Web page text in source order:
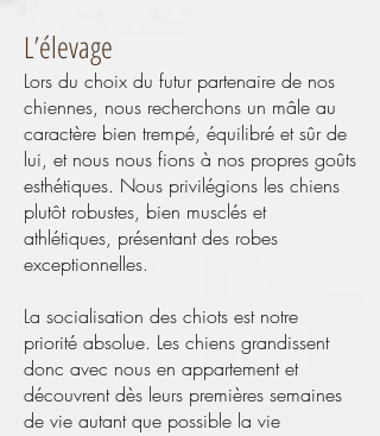
L’élevage
Lors du choix du futur partenaire de nos
chiennes, nous recherchons un mâle au
caractère bien trempé, équilibré et sûr de
lui, et nous nous fions à nos propres goûts
esthétiques. Nous privilégions les chiens
plutôt robustes, bien musclés et
athlétiques, présentant des robes
exceptionnelles.
La socialisation des chiots est notre
priorité absolue. Les chiens grandissent
donc avec nous en appartement et
découvrent dès leurs premières semaines
de vie autant que possible la vie